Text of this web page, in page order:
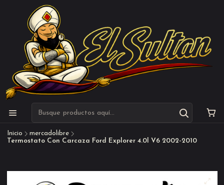
Inicio
mercadolibre
Termostato Con Carcaza Ford Explorer 4.0l V6 2002-2010